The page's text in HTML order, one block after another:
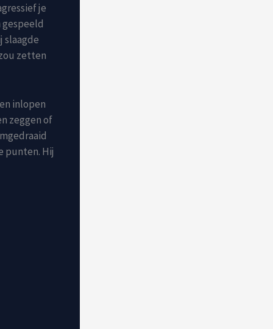
je
gespeeld
slaagde
zetten
inlopen
zeggen of
punten. Hij